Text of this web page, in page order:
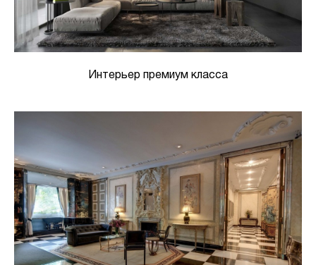
Интерьер премиум класса